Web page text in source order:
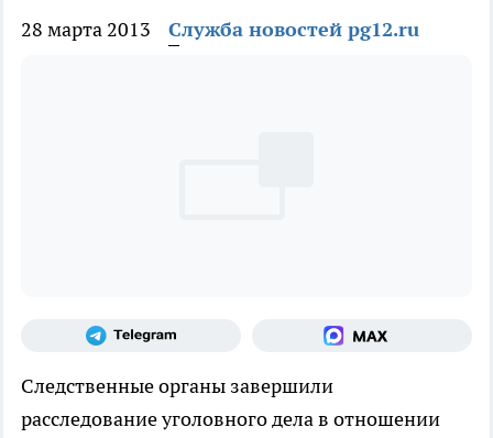
28 марта 2013 Служба новостей pg12.ru
Следственные органы завершили
расследование уголовного дела в отношении